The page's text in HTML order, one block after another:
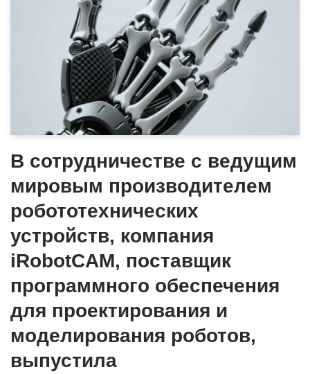
В сотрудничестве с ведущим
мировым производителем
робототехнических
устройств, компания
iRobotCAM, поставщик
программного обеспечения
для проектирования и
моделирования роботов,
выпустила